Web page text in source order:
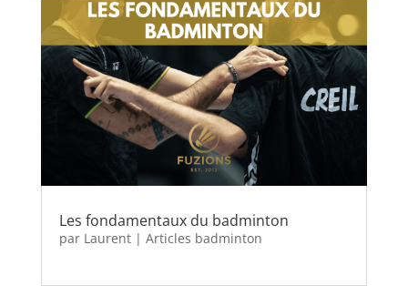
Les fondamentaux du badminton
par Laurent| Articles badminton